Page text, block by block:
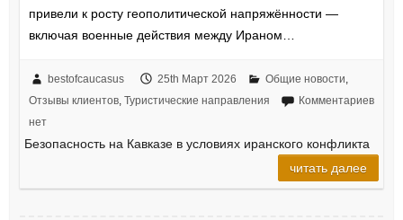
привели к росту геополитической напряжённости —
включая военные действия между Ираном…
bestofcaucasus 25th Март 2026 Общие новости
Отзывы клиентов, Туристические направления
Комментариев
нет
Безопасность на Кавказе в условиях иранского конфликта
читать далее